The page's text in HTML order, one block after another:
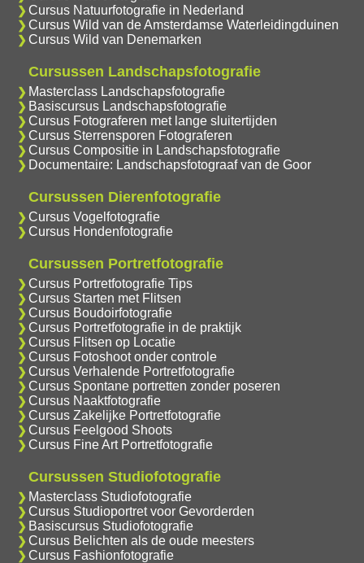
Cursus Natuurfotografie in Nederland
Cursus Wild van de Amsterdamse Waterleidingduinen
Cursus Wild van Denemarken
Cursussen Landschapsfotografie
Masterclass Landschapsfotografie
Basiscursus Landschapsfotografie
Cursus Fotograferen met lange sluitertijden
Cursus Sterrensporen Fotograferen
Cursus Compositie in Landschapsfotografie
Documentaire: Landschapsfotograaf van de Goor
Cursussen Dierenfotografie
Cursus Vogelfotografie
Cursus Hondenfotografie
Cursussen Portretfotografie
Cursus Portretfotografie Tips
Cursus Starten met Flitsen
Cursus Boudoirfotografie
Cursus Portretfotografie in de praktijk
Cursus Flitsen op Locatie
Cursus Fotoshoot onder controle
Cursus Verhalende Portretfotografie
Cursus Spontane portretten zonder poseren
Cursus Naaktfotografie
Cursus Zakelijke Portretfotografie
Cursus Feelgood Shoots
Cursus Fine Art Portretfotografie
Cursussen Studiofotografie
Masterclass Studiofotografie
Cursus Studioportret voor Gevorderden
Basiscursus Studiofotografie
Cursus Belichten als de oude meesters
Cursus Fashionfotografie